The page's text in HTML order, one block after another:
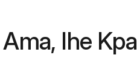
Ihe